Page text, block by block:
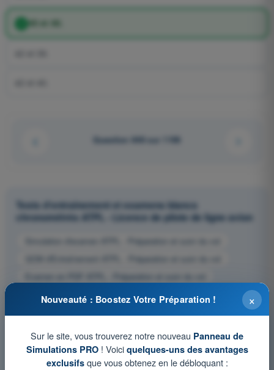
45 et 40.
Question 648 sur 1106
Tests d'entraînement et examens blancs
chronométrés ATPL - Licence de pilote de ligne avion
Simulation d'examen ATPL - Préparation et suivi du vol
QCM d'Entraînement ATPL - Préparation et suivi du vol
Examen en PDF ATPL - Préparation et suivi du vol
×
Nouveauté : Boostez Votre Préparation !
Sur le site, vous trouverez notre nouveau Panneau de
Simulations PRO! Voici quelques-uns des avantages
exclusifsque vous obtenez en le débloquant :